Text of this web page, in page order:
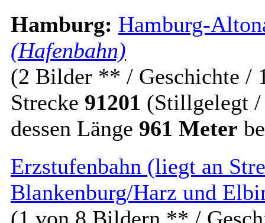
Hamburg: Hamburg-
(Hafenbahn)
(2 Bilder ** / Geschichte /
Strecke 91201 (Stillgelegt
dessen Länge 961 Meter
Erzstufenbahn (liegt an
Blankenburg/Harz und